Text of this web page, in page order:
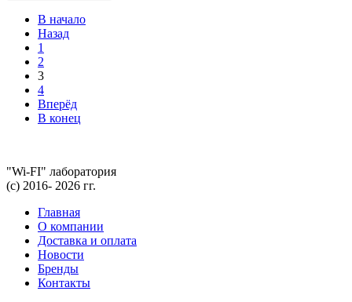
В начало
Назад
1
2
3
4
Вперёд
В конец
"Wi-FI" лаборатория
(с) 2016- 2026 гг.
Главная
О компании
Доставка и оплата
Новости
Бренды
Контакты